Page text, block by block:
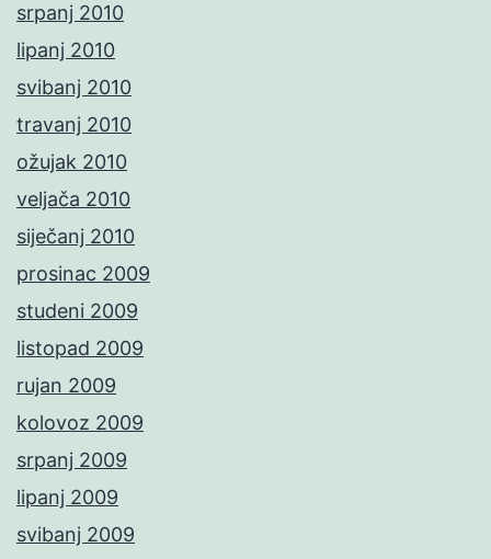
srpanj 2010
lipanj 2010
svibanj 2010
travanj 2010
ožujak 2010
veljača 2010
siječanj 2010
prosinac 2009
studeni 2009
listopad 2009
rujan 2009
kolovoz 2009
srpanj 2009
lipanj 2009
svibanj 2009